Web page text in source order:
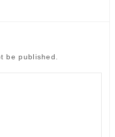
be published.